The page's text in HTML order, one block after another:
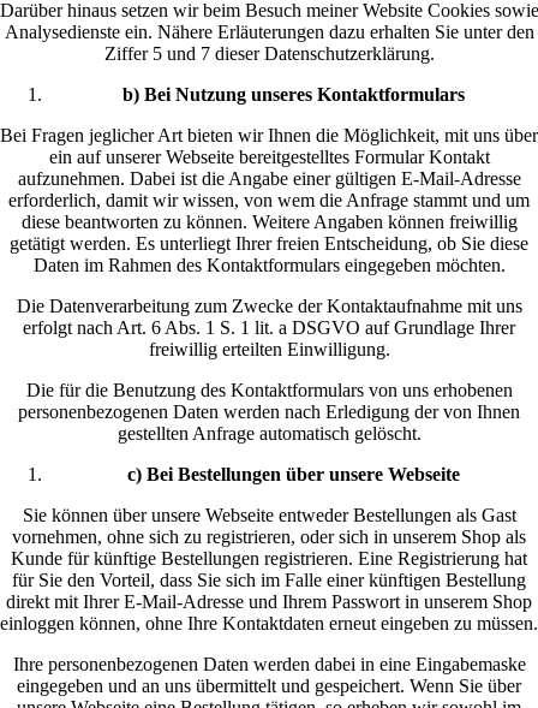
Darüber hinaus setzen wir beim Besuch meiner Website Cookies sowie
Analysedienste ein. Nähere Erläuterungen dazu erhalten Sie unter den
Ziffer 5 und 7 dieser Datenschutzerklärung.
b) Bei Nutzung unseres Kontaktformulars
Bei Fragen jeglicher Art bieten wir Ihnen die Möglichkeit, mit uns über
ein auf unserer Webseite bereitgestelltes Formular Kontakt
aufzunehmen. Dabei ist die Angabe einer gültigen E-Mail-Adresse
erforderlich, damit wir wissen, von wem die Anfrage stammt und um
diese beantworten zu können. Weitere Angaben können freiwillig
getätigt werden. Es unterliegt Ihrer freien Entscheidung, ob Sie diese
Daten im Rahmen des Kontaktformulars eingegeben möchten.
Die Datenverarbeitung zum Zwecke der Kontaktaufnahme mit uns
erfolgt nach Art. 6 Abs. 1 S. 1 lit. a DSGVO auf Grundlage Ihrer
freiwillig erteilten Einwilligung.
Die für die Benutzung des Kontaktformulars von uns erhobenen
personenbezogenen Daten werden nach Erledigung der von Ihnen
gestellten Anfrage automatisch gelöscht.
c) Bei Bestellungen über unsere Webseite
Sie können über unsere Webseite entweder Bestellungen als Gast
vornehmen, ohne sich zu registrieren, oder sich in unserem Shop als
Kunde für künftige Bestellungen registrieren. Eine Registrierung hat
für Sie den Vorteil, dass Sie sich im Falle einer künftigen Bestellung
direkt mit Ihrer E-Mail-Adresse und Ihrem Passwort in unserem Shop
einloggen können, ohne Ihre Kontaktdaten erneut eingeben zu müssen.
Ihre personenbezogenen Daten werden dabei in eine Eingabemaske
eingegeben und an uns übermittelt und gespeichert. Wenn Sie über